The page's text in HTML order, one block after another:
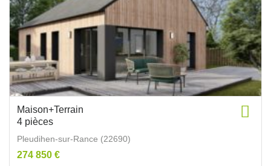
Maison+Terrain
4 pièces
Pleudihen-sur-Rance (22690)
274 850 €